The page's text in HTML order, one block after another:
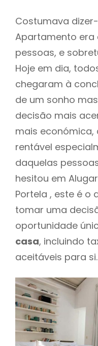
Costumava
Apartamento era
pessoas, e
Hoje em dia,
chegaram à
de um sonho
decisão mais
mais económica,
rentável
daquelas
hesitou em
Portela , este é o
tomar uma
oportunidade
casa, incluindo
aceitáveis para si.